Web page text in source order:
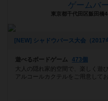
ゲームバ
東京都千代田区飯田橋
[NEW] シャドウバース大会（2017
遊べるボードゲーム
473個
大人の隠れ家的空間で、楽しく遊
アルコールカクテルをご用意して